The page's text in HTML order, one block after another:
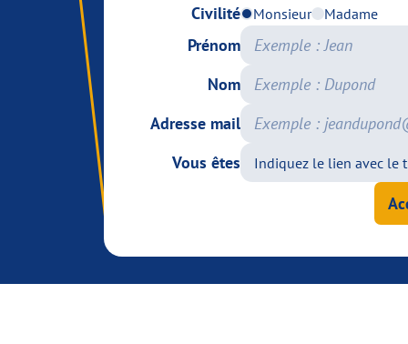
Civilité Monsieur Madame
Prénom
Nom
Adresse mail
Vous êtes